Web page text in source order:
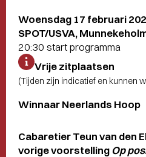
Woensdag 17 februari
SPOT/USVA,
20:30 start programma
Vrije zitplaatsen
(Tijden zijn indicatief en kunnen
Winnaar Neerlands Hoop
Cabaretier Teun van den
vorige voorstelling Op